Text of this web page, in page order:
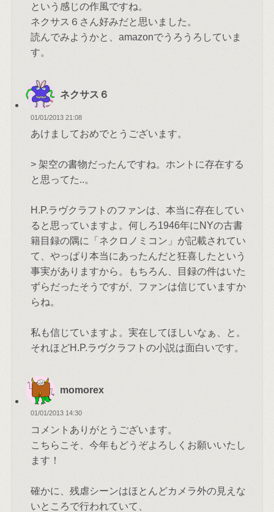
という感じの作風ですね。
ネクサス６さん好みだと思いました。
読んでみようかと、amazonでうろうろしていま
す。
ネクサス６
01/01/2013 21:08
あけましておめでとうございます。
> 架空の書物だったんですね。ホントに存在する
と思ってた..。
H.P.ラヴクラフトのファンは、本当に存在してい
ると思っていますよ。何しろ1946年にNYの古書
籍目録の隅に「ネクロノミコン」が記載されてい
て、やっぱり本当にあったんだと狂喜したという
事実がありますから。もちろん、目録の件はいた
ずらだったそうですが、ファンは信じていますか
らね。
私も信じていますよ。実在してほしいなぁ、と。
それほどH.P.ラヴクラフトの小説は面白いです。
momorex
01/01/2013 14:30
コメントありがとうございます。
こちらこそ、今年もどうぞよろしくお願いいたし
ます！
確かに、残虐シーンはほとんどカメラ外の見えな
いところで行われていて、